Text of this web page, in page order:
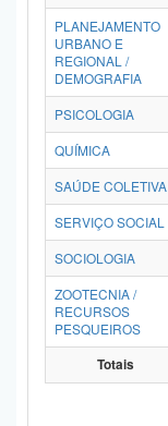
PLANEJAMENTO
URBANO E
REGIONAL /
DEMOGRAFIA
PSICOLOGIA
QUÍMICA
SAÚDE COLETIVA
SERVIÇO SOCIAL
SOCIOLOGIA
ZOOTECNIA /
RECURSOS
PESQUEIROS
Totais